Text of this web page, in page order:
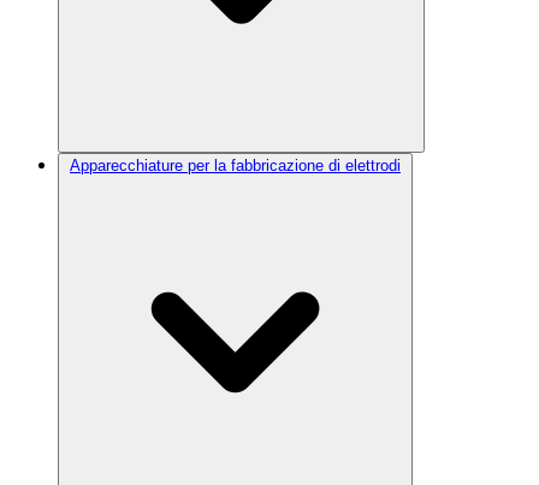
Apparecchiature per la fabbricazione di elettrodi